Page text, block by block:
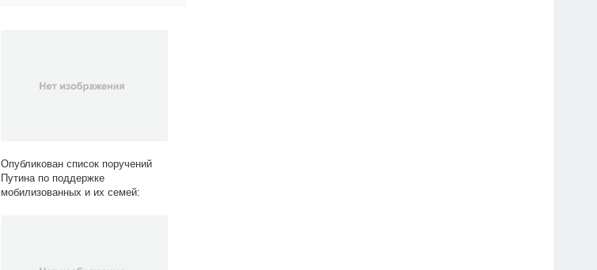
Опубликован список поручений
Путина по поддержке
мобилизованных и их семей: